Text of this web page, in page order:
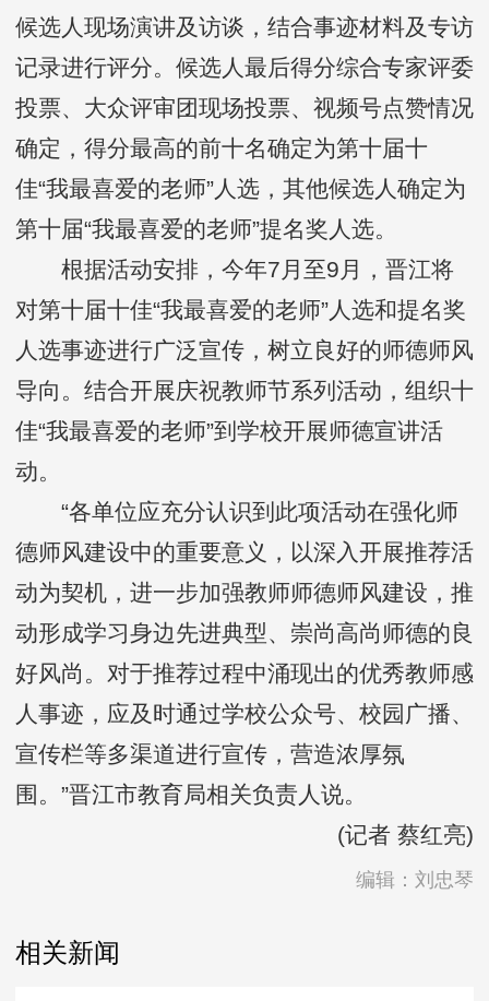
候选人现场演讲及访谈，结合事迹材料及专访
记录进行评分。候选人最后得分综合专家评委
投票、大众评审团现场投票、视频号点赞情况
确定，得分最高的前十名确定为第十届十
佳“我最喜爱的老师”人选，其他候选人确定为
第十届“我最喜爱的老师”提名奖人选。
根据活动安排，今年7月至9月，晋江将
对第十届十佳“我最喜爱的老师”人选和提名奖
人选事迹进行广泛宣传，树立良好的师德师风
导向。结合开展庆祝教师节系列活动，组织十
佳“我最喜爱的老师”到学校开展师德宣讲活
动。
“各单位应充分认识到此项活动在强化师
德师风建设中的重要意义，以深入开展推荐活
动为契机，进一步加强教师师德师风建设，推
动形成学习身边先进典型、崇尚高尚师德的良
好风尚。对于推荐过程中涌现出的优秀教师感
人事迹，应及时通过学校公众号、校园广播、
宣传栏等多渠道进行宣传，营造浓厚氛
围。”晋江市教育局相关负责人说。
(记者 蔡红亮)
编辑：刘忠琴
相关新闻